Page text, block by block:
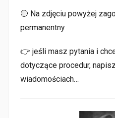
🔴 Na zdjęciu powyżej
permanentny
👉 jeśli masz pytania i
dotyczące procedur,
wiadomościach…